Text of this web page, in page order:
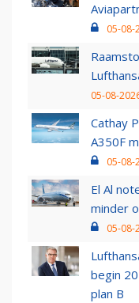
05-08-
05-08-
Cathay
A350F
05-08-
El Al
minder
05-08-
begin
plan B